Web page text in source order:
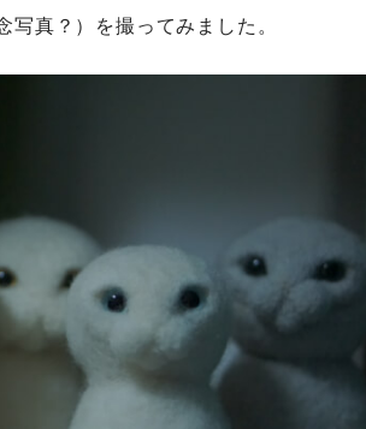
真？）を撮ってみました。